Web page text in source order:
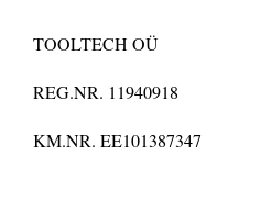
TOOLTECH OÜ
REG.NR. 11940918
KM.NR. EE101387347